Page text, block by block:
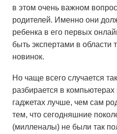
в этом очень важном
родителей. Именно они
ребенка в его первых
быть экспертами в области
новинок.
Но чаще всего случается
разбирается в
гаджетах лучше, чем сам
тем, что сегодняшние
(милленалы) не были так